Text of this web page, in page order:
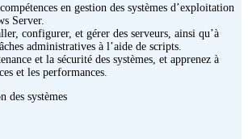
en gestion des systèmes d’exploitation
Server.
configurer, et gérer des serveurs, ainsi qu’à
administratives à l’aide de scripts.
et la sécurité des systèmes, et apprenez à
et les performances.